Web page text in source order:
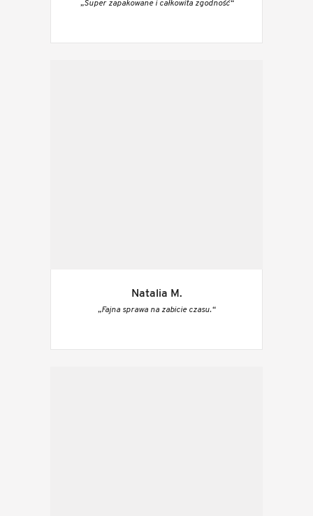
„Super zapakowane i całkowita zgodność“
Natalia M.
„Fajna sprawa na zabicie czasu.“